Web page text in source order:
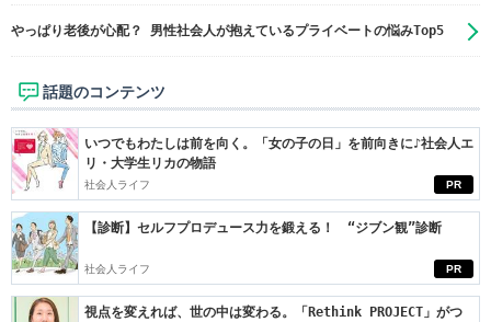
やっぱり老後が心配？ 男性社会人が抱えているプライベートの悩みTop5
話題のコンテンツ
PR
いつでもわたしは前を向く。「女の子の日」を前向きに♪社会人エ
リ・大学生リカの物語
社会人ライフ
PR
【診断】セルフプロデュース力を鍛える！ “ジブン観”診断
社会人ライフ
視点を変えれば、世の中は変わる。「Rethink PROJECT」がつ